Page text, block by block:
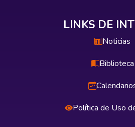
LINKS DE
Noticias
Biblioteca
Política de Uso